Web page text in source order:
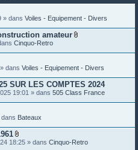
» dans Voiles - Equipement - Divers
amateur
è
e
s
j
o
s
Cinquo-Retro
dans Voiles - Equipement - Divers
SUR LES COMPTES 2024
19:01 » dans 505 Class France
Bateaux
P
18:25 » dans Cinquo-Retro